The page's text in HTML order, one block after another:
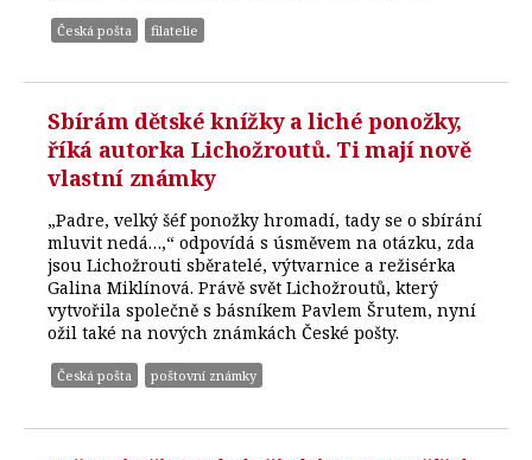
Česká pošta filatelie
Sbírám dětské knížky a liché ponožky,
říká autorka Lichožroutů. Ti mají nově
vlastní známky
„Padre, velký šéf ponožky hromadí, tady se o sbírání
mluvit nedá…,“ odpovídá s úsměvem na otázku, zda
jsou Lichožrouti sběratelé, výtvarnice a režisérka
Galina Miklínová. Právě svět Lichožroutů, který
vytvořila společně s básníkem Pavlem Šrutem, nyní
ožil také na nových známkách České pošty.
Česká pošta poštovní známky